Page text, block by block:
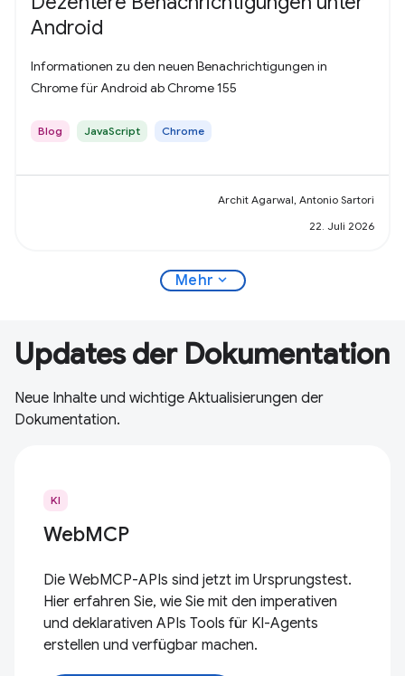
Android
Informationen zu den neuen Benachrichtigungen in
Chrome für Android ab Chrome 155
Blog JavaScript Chrome
Archit Agarwal, Antonio Sartori
22. Juli 2026
Mehr expand_more
Updates der Dokumentation
Neue Inhalte und wichtige Aktualisierungen der
Dokumentation.
KI
WebMCP
Die WebMCP-APIs sind jetzt im Ursprungstest.
Hier erfahren Sie, wie Sie mit den imperativen
und deklarativen APIs Tools für KI-Agents
erstellen und verfügbar machen.